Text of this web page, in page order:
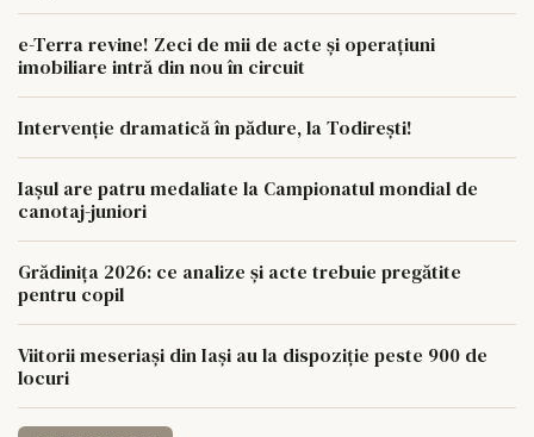
e-Terra revine! Zeci de mii de acte și operațiuni
imobiliare intră din nou în circuit
Intervenție dramatică în pădure, la Todirești!
Iaşul are patru medaliate la Campionatul mondial de
canotaj-juniori
Grădinița 2026: ce analize și acte trebuie pregătite
pentru copil
Viitorii meseriași din Iași au la dispoziție peste 900 de
locuri